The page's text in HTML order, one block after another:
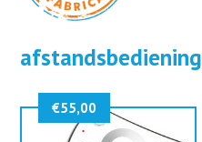
afstandsbediening
€55,00